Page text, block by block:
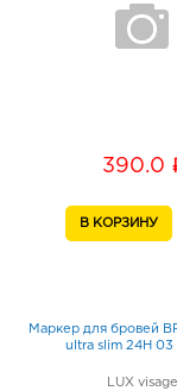
390.0
Маркер для бровей
ultra slim 24H 03
LUX visage